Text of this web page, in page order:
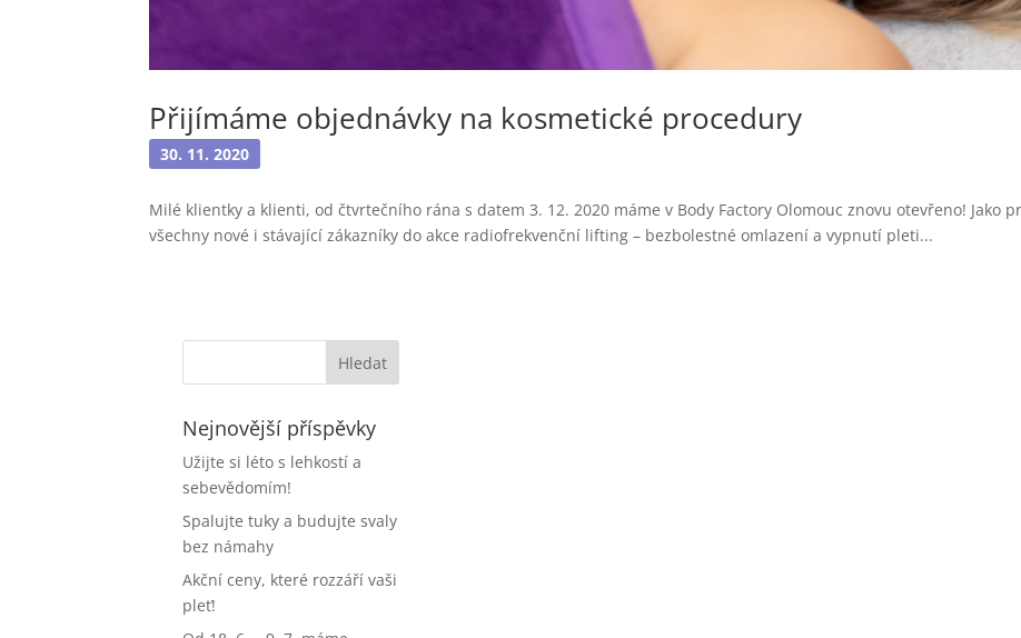
Přijímáme objednávky na kosmetické procedury
30. 11. 2020
Milé klientky a klienti, od čtvrtečního rána s datem 3. 12. 2020 máme v Body Factory Olomouc znovu otevřeno! Jako
všechny nové i stávající zákazníky do akce radiofrekvenční lifting – bezbolestné omlazení a vypnutí pleti...
Nejnovější příspěvky
Užijte si léto s lehkostí a
sebevědomím!
Spalujte tuky a budujte svaly
bez námahy
Akční ceny, které rozzáří vaši
pleť!